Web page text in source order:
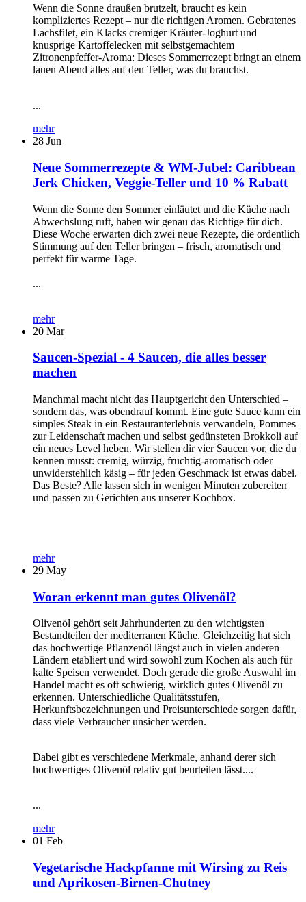
Wenn die Sonne draußen brutzelt, braucht es kein
kompliziertes Rezept – nur die richtigen Aromen. Gebratenes
Lachsfilet, ein Klacks cremiger Kräuter-Joghurt und
knusprige Kartoffelecken mit selbstgemachtem
Zitronenpfeffer-Aroma: Dieses Sommerrezept bringt an einem
lauen Abend alles auf den Teller, was du brauchst.
...
mehr
28 Jun
Neue Sommerrezepte & WM-Jubel: Caribbean
Jerk Chicken, Veggie-Teller und 10 % Rabatt
Wenn die Sonne den Sommer einläutet und die Küche nach
Abwechslung ruft, haben wir genau das Richtige für dich.
Diese Woche erwarten dich zwei neue Rezepte, die ordentlich
Stimmung auf den Teller bringen – frisch, aromatisch und
perfekt für warme Tage.
...
mehr
20 Mar
Saucen-Spezial - 4 Saucen, die alles besser
machen
Manchmal macht nicht das Hauptgericht den Unterschied –
sondern das, was obendrauf kommt. Eine gute Sauce kann ein
simples Steak in ein Restauranterlebnis verwandeln, Pommes
zur Leidenschaft machen und selbst gedünsteten Brokkoli auf
ein neues Level heben. Wir stellen dir vier Saucen vor, die du
kennen musst: cremig, würzig, fruchtig-aromatisch oder
unwiderstehlich käsig – für jeden Geschmack ist etwas dabei.
Das Beste? Alle lassen sich in wenigen Minuten zubereiten
und passen zu Gerichten aus unserer Kochbox.
mehr
29 May
Woran erkennt man gutes Olivenöl?
Olivenöl gehört seit Jahrhunderten zu den wichtigsten
Bestandteilen der mediterranen Küche. Gleichzeitig hat sich
das hochwertige Pflanzenöl längst auch in vielen anderen
Ländern etabliert und wird sowohl zum Kochen als auch für
kalte Speisen verwendet. Doch gerade die große Auswahl im
Handel macht es oft schwierig, wirklich gutes Olivenöl zu
erkennen. Unterschiedliche Qualitätsstufen,
Herkunftsbezeichnungen und Preisunterschiede sorgen dafür,
dass viele Verbraucher unsicher werden.
Dabei gibt es verschiedene Merkmale, anhand derer sich
hochwertiges Olivenöl relativ gut beurteilen lässt....
...
mehr
01 Feb
Vegetarische Hackpfanne mit Wirsing zu Reis
und Aprikosen-Birnen-Chutney